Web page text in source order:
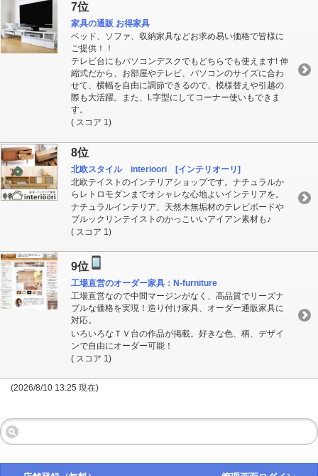
7位
家具の通販 お得家具
ベッド、ソファ、収納家具などお求め易い価格で皆様に
ご提供！！
テレビ台にもパソコンデスクでもどちらでも使えます! 伸
縮式だから、お部屋やテレビ、パソコンのサイズに合わ
せて、横幅を自由に調節できるので、模様替えや引越の
際も大活躍。また、L字型にしてコーナー使いもできま
す。
( スコア 1)
8位
北欧スタイル interioori [インテリオーリ]
北欧テイストのインテリアショップです。ナチュラルか
らレトロモダンまでオシャレな心地よいインテリアを。
ナチュラルインテリア、天然木無垢材のテレビボードや
ブルックリンテイストのかっこいいアイアン素材も♪
( スコア 1)
9位
工場直営のオーダー家具：N-furniture
工場直営なので中間マージンがなく、高品質でリーズナ
ブルな価格を実現！造り付け家具、オーダー通販家具に
対応。
いろいろなＴＶ台の作品が掲載。好きな色、柄、デザイ
ンで自由にオーダー可能！
( スコア 1)
(2026/8/10 13:25 現在)